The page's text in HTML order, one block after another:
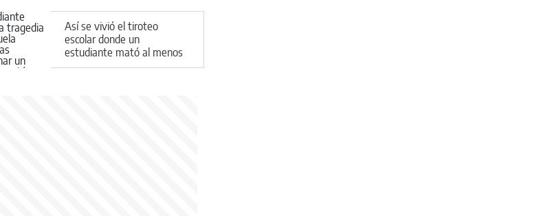
Así se vivió el tiroteo
escolar donde un
estudiante mató al menos
a seis personas antes de